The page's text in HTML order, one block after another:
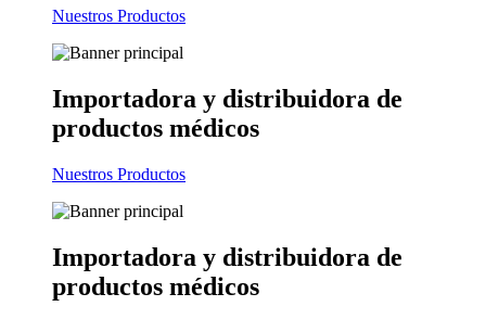
Nuestros Productos
Importadora y distribuidora de
productos médicos
Nuestros Productos
Importadora y distribuidora de
productos médicos